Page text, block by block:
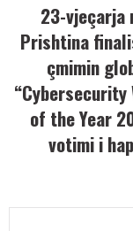
23-vjeçarja
Prishtina
çmimin
“Cybersecurity
of the Year
votimi i